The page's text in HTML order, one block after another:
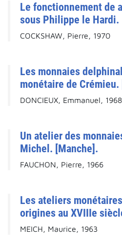
Le fonctionnement de
sous Philippe le Hardi.
COCKSHAW, Pierre, 1970
Les monnaies
monétaire de
DONCIEUX, Emmanuel, 1968
Un atelier des
Michel. [Manche].
FAUCHON, Pierre, 1966
Les ateliers
origines au XVIIIe
MEICH, Maurice, 1963